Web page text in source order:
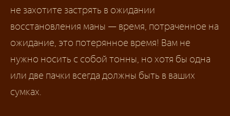
не захотите застрять в ожидании
восстановления маны — время, потраченное на
ожидание, это потерянное время! Вам не
нужно носить с собой тонны, но хотя бы одна
или две пачки всегда должны быть в ваших
сумках.